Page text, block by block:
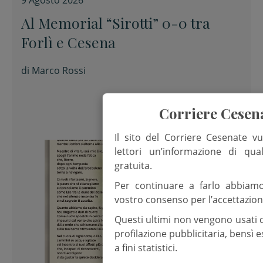
Al Memorial “Sirotti” 0-0 tra
Forlì e Cesena
di Marco Rossi
Corriere
Il sito del Corriere Cesenate
lettori un’informazione di
gratuita.
Per continuare a farlo
vostro consenso per
Questi ultimi non vengono usati
profilazione pubblicitaria, bensì
a fini statistici.